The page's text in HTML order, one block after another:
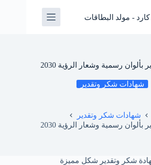
- مولد البطاقات
رسمية وشعار الرؤية 2030
شهادات شكر وتقدير
شهادات شكر وتقدير
رسمية وشعار الرؤية 2030
شكر وتقدير شكل مميزة